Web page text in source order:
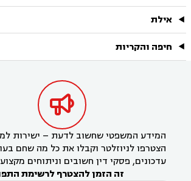
אילת
חיפה והקריות

המידע המשפטי שחשוב לדעת – ישירות
הצטרפו לניוזלטר וקבלו את כל מה שחם
עדכונים, פסקי דין חשובים וניתוחים
זה הזמן להצטרף לרשימת